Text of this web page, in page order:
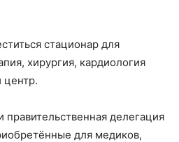
стационар для
хирургия, кардиология
центр.
правительственная делегация
для медиков,